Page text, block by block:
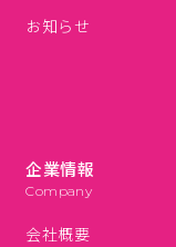
お知らせ
企業情報
Company
会社概要